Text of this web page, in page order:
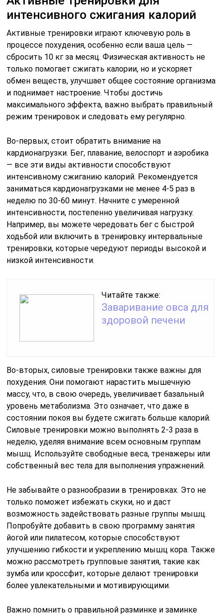
интенсивного сжигания калорий
Активные тренировки играют ключевую роль в
процессе похудения, особенно если ваша цель —
сбросить 10 кг за месяц. Физическая активность не
только помогает сжигать калории, но и ускоряет
обмен веществ, улучшает общее состояние организма
и поднимает настроение. Чтобы достичь
максимального эффекта, важно выбрать правильный
режим тренировок и следовать ему регулярно.
Во-первых, стоит обратить внимание на
кардионагрузки. Бег, плавание, велоспорт и аэробика
— все эти виды активности способствуют
интенсивному сжиганию калорий. Рекомендуется
заниматься кардионагрузками не менее 4-5 раз в
неделю по 30-60 минут. Начните с умеренной
интенсивности, постепенно увеличивая нагрузку.
Например, вы можете чередовать бег с быстрой
ходьбой или включить в тренировку интервальные
тренировки, которые чередуют периоды высокой и
низкой интенсивности.
Читайте также:
Заваривание овса для
здоровой печени
Во-вторых, силовые тренировки также важны для
похудения. Они помогают нарастить мышечную
массу, что, в свою очередь, увеличивает базальный
уровень метаболизма. Это означает, что даже в
состоянии покоя вы будете сжигать больше калорий.
Силовые тренировки можно выполнять 2-3 раза в
неделю, уделяя внимание всем основным группам
мышц. Используйте свободные веса, тренажеры или
собственный вес тела для выполнения упражнений.
Не забывайте о разнообразии в тренировках. Это не
только поможет избежать скуки, но и даст
возможность задействовать разные группы мышц.
Попробуйте добавить в свою программу занятия
йогой или пилатесом, которые способствуют
улучшению гибкости и укреплению мышц кора. Также
можно рассмотреть групповые занятия, такие как
зумба или кроссфит, которые делают тренировки
более увлекательными и мотивирующими.
Важно помнить о правильной разминке и заминке